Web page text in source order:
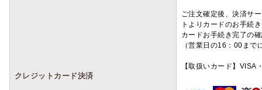
クレジットカード決済
ご注文確定後、決済サ
トよりカードのお手続
カードお手続き完了の
（営業日の16：00ま
【取扱いカード】